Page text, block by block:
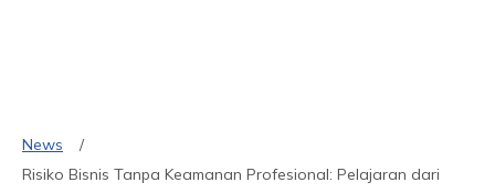
News
Risiko Bisnis Tanpa Keamanan Profesional: Pelajaran dari